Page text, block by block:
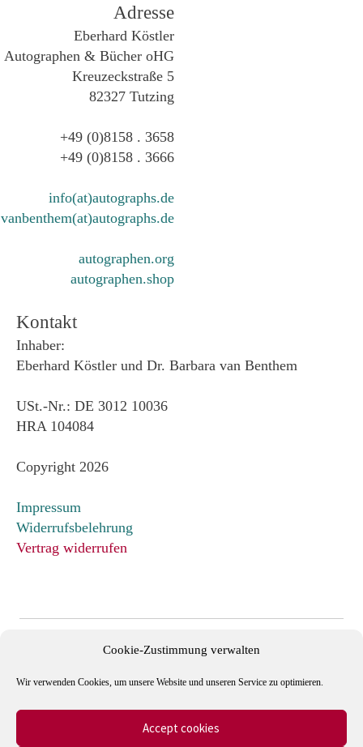
Cookie-Zustimmung verwalten
Wir verwenden Cookies, um unsere Website und unseren Service zu optimieren.
Accept cookies
Adresse
Eberhard Köstler
Autographen & Bücher oHG
Kreuzeckstraße 5
82327 Tutzing
+49 (0)8158 . 3658
+49 (0)8158 . 3666
info(at)autographs.de
vanbenthem(at)autographs.de
autographen.org
autographen.shop
Kontakt
Inhaber:
Eberhard Köstler und Dr. Barbara van Benthem
USt.-Nr.: DE 3012 10036
HRA 104084
Copyright 2026
Impressum
Widerrufsbelehrung
Vertrag widerrufen